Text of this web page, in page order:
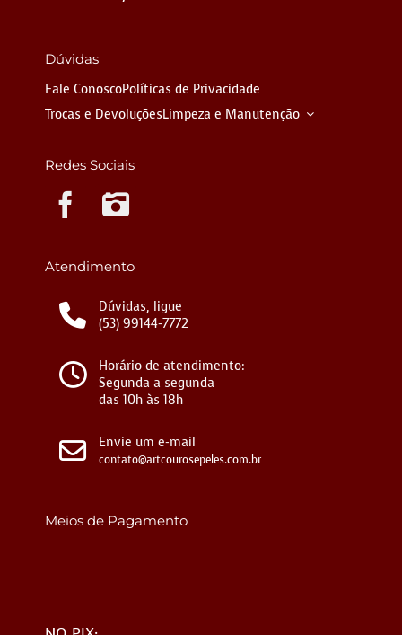
Dúvidas
Fale ConoscoPolíticas de Privacidade
Trocas e DevoluçõesLimpeza e Manutenção
Redes Sociais
Atendimento
Dúvidas, ligue
(53) 99144-7772
Horário de atendimento:
Segunda a segunda
das 10h às 18h
Envie um e-mail
contato@artcourosepeles.com.br
Meios de Pagamento